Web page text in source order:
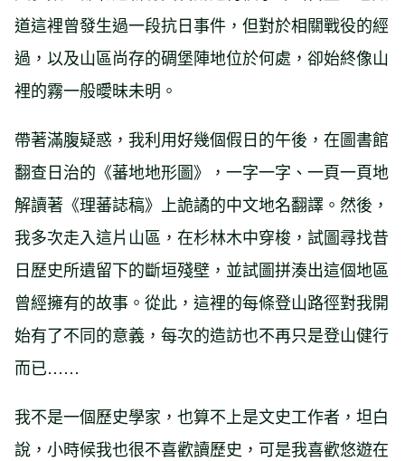
道這裡曾發生過一段抗日事件，但對於相關戰役的經
過，以及山區尚存的碉堡陣地位於何處，卻始終像山
裡的霧一般曖昧未明。
帶著滿腹疑惑，我利用好幾個假日的午後，在圖書館
翻查日治的《蕃地地形圖》，一字一字、一頁一頁地
解讀著《理蕃誌稿》上詭譎的中文地名翻譯。然後，
我多次走入這片山區，在杉林木中穿梭，試圖尋找昔
日歷史所遺留下的斷垣殘壁，並試圖拼湊出這個地區
曾經擁有的故事。從此，這裡的每條登山路徑對我開
始有了不同的意義，每次的造訪也不再只是登山健行
而已……
我不是一個歷史學家，也算不上是文史工作者，坦白
說，小時候我也很不喜歡讀歷史，可是我喜歡悠遊在